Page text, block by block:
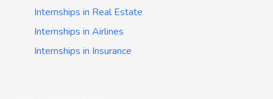
Internships in Real Estate
Internships in Airlines
Internships in Insurance